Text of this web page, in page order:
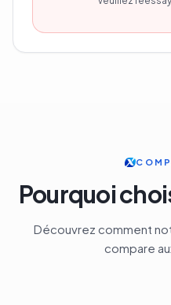
Pourquoi
Découvrez comment
compare